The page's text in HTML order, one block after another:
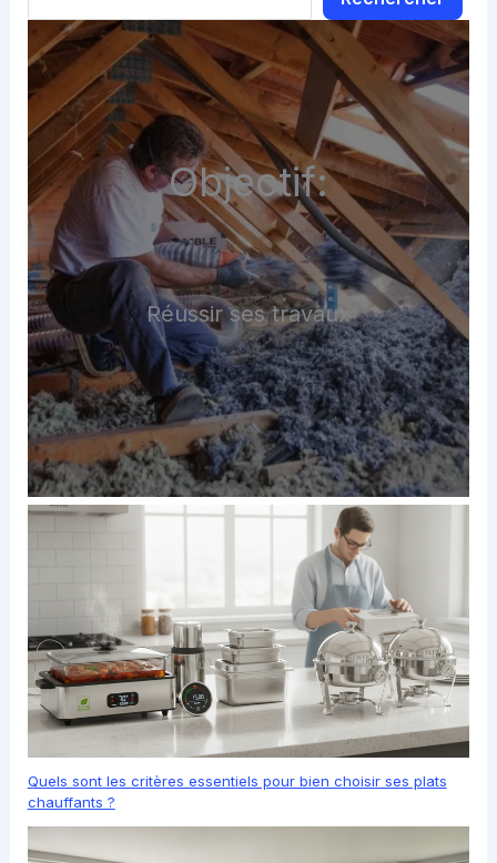
Objectif:
Réussir ses travaux
Quels sont les critères essentiels pour bien choisir ses plats
chauffants ?